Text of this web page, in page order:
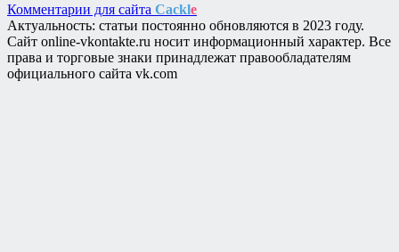
Комментарии для сайта Cackle
Актуальность: статьи постоянно обновляются в 2023 году.
Сайт online-vkontakte.ru носит информационный характер. Все
права и торговые знаки принадлежат правообладателям
официального сайта vk.com